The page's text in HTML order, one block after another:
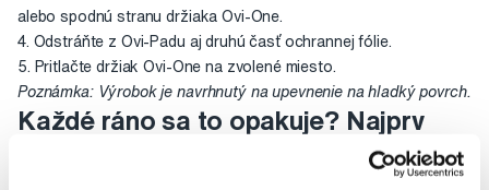
alebo spodnú stranu držiaka Ovi-One.
4. Odstráňte z Ovi-Padu aj druhú časť ochrannej fólie.
5. Pritlačte držiak Ovi-One na zvolené miesto.
Poznámka: Výrobok je navrhnutý na upevnenie na hladký povrch.
Každé ráno sa to opakuje? Najprv
hľadáte svoju čistiacu hlavicu a
potom čistíte otlačené koliesko na